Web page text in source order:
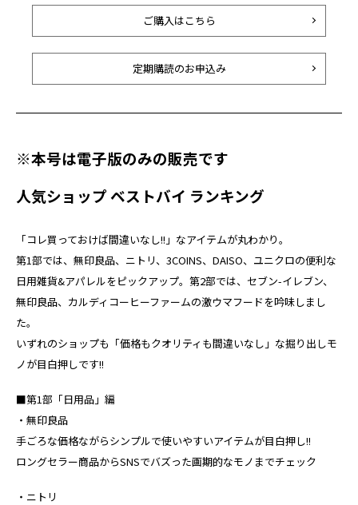
ご購入はこちら
定期購読のお申込み
※本号は電子版のみの販売です
人気ショップ ベストバイ ランキング
「コレ買っておけば間違いなし!!」なアイテムが丸わかり。
第1部では、無印良品、ニトリ、3COINS、DAISO、ユニクロの便利な
日用雑貨&アパレルをピックアップ。第2部では、セブン-イレブン、
無印良品、カルディコーヒーファームの激ウマフードを吟味しまし
た。
いずれのショップも「価格もクオリティも間違いなし」な掘り出しモ
ノが目白押しです!!
■第1部「日用品」編
・無印良品
手ごろな価格ながらシンプルで使いやすいアイテムが目白押し!!
ロングセラー商品からSNSでバズった画期的なモノまでチェック
・ニトリ